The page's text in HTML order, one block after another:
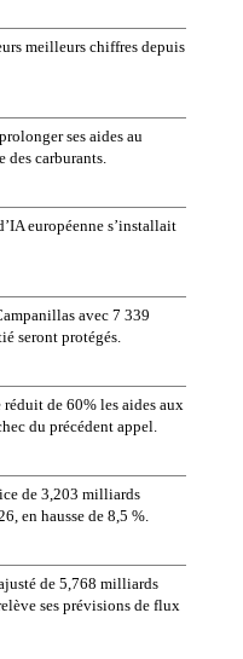
meilleurs chiffres depuis
ses aides au
des carburants.
européenne s’installait
avec 7 339
seront protégés.
réduit de 60% les aides aux
du précédent appel.
de 3,203 milliards
en hausse de 8,5 %.
de 5,768 milliards
ses prévisions de flux